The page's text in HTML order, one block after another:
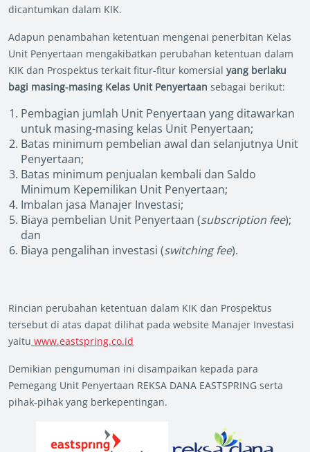
dicantumkan dalam KIK.
Adapun penambahan ketentuan mengenai penerbitan Kelas
Unit Penyertaan mengakibatkan perubahan ketentuan dalam
KIK dan Prospektus terkait fitur-fitur komersial yang berlaku
bagi masing-masing Kelas Unit Penyertaan sebagai berikut:
Pembagian jumlah Unit Penyertaan yang ditawarkan
untuk masing-masing kelas Unit Penyertaan;
Batas minimum pembelian awal dan selanjutnya Unit
Penyertaan;
Batas minimum penjualan kembali dan Saldo
Minimum Kepemilikan Unit Penyertaan;
Imbalan jasa Manajer Investasi;
Biaya pembelian Unit Penyertaan (subscription fee);
dan
Biaya pengalihan investasi (switching fee).
Rincian perubahan ketentuan dalam KIK dan Prospektus
tersebut di atas dapat dilihat pada website Manajer Investasi
yaitu www.eastspring.co.id
Demikian pengumuman ini disampaikan kepada para
Pemegang Unit Penyertaan REKSA DANA EASTSPRING serta
pihak-pihak yang berkepentingan.